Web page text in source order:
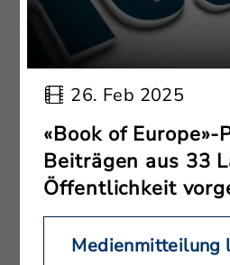
26. Feb 2025
«Book of
Beiträgen aus 33
Öffentlichkeit
Medienmitteilung